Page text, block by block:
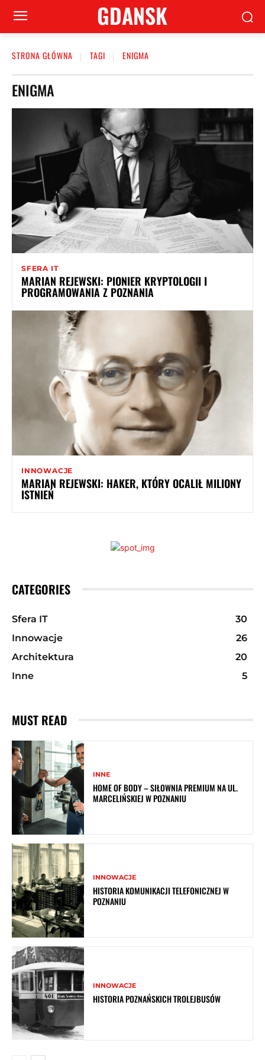
GDANSK
STRONA GŁÓWNA TAGI ENIGMA
ENIGMA
SFERA IT
MARIAN REJEWSKI: PIONIER KRYPTOLOGII I
PROGRAMOWANIA Z POZNANIA
INNOWACJE
MARIAN REJEWSKI: HAKER, KTÓRY OCALIŁ MILIONY
ISTNIEŃ
CATEGORIES
Sfera IT
30
Innowacje
26
Architektura
20
Inne
5
MUST READ
INNE
HOME OF BODY – SIŁOWNIA PREMIUM NA UL.
MARCELIŃSKIEJ W POZNANIU
INNOWACJE
HISTORIA KOMUNIKACJI TELEFONICZNEJ W
POZNANIU
INNOWACJE
HISTORIA POZNAŃSKICH TROLEJBUSÓW